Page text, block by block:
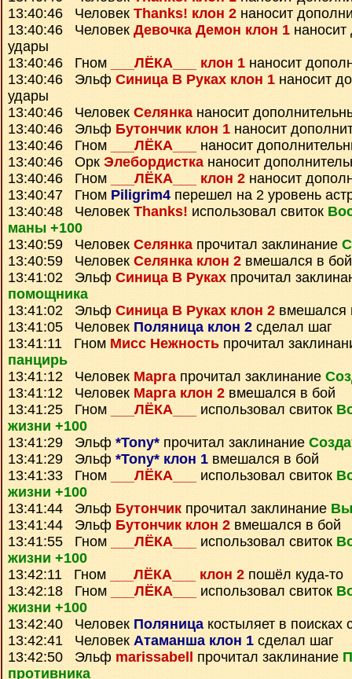
13:40:46 Человек Thanks! клон 2 наносит
13:40:46 Человек Девочка Демон клон 1
удары
13:40:46 Гном
___ЛЁКА___ клон 1 наносит
13:40:46 Эльф Синица В Руках клон 1 наносит
удары
13:40:46 Человек Селянкананосит
13:40:46 Эльф Бутончик клон 1 наносит
13:40:46 Гном
___ЛЁКА___
наносит
13:40:46 Орк Элебордистка наносит
13:40:46 Гном
___ЛЁКА___ клон 2 наносит
13:40:47 Гном Piligrim4 перешел на 2 уровень
13:40:48 Человек Thanks! использовал свиток
маны +100
13:40:59 Человек Селянкапрочитал заклинание
13:40:59 Человек Селянка клон 2 вмешался в бой
13:41:02 Эльф Синица В Руках прочитал
помощника
13:41:02 Эльф Синица В Руках клон 2 вмешался
13:41:05 Человек Поляница клон 2 сделал шаг
13:41:11 Гном Мисс Нежность прочитал
панцирь
13:41:12 Человек Маргапрочитал заклинание
13:41:12 Человек Марга клон 2 вмешался в бой
13:41:25 Гном
___ЛЁКА___ использовал свиток
жизни +100
13:41:29 Эльф *Tony* прочитал заклинание
13:41:29 Эльф *Tony* клон 1 вмешался в бой
13:41:33 Гном
___ЛЁКА___ использовал свиток
жизни +100
13:41:44 Эльф Бутончик прочитал заклинание
13:41:44 Эльф Бутончик клон 2 вмешался в бой
13:41:55 Гном
___ЛЁКА___ использовал свиток
жизни +100
13:42:11 Гном
___ЛЁКА___ клон 2 пошёл куда-то
13:42:18 Гном
___ЛЁКА___ использовал свиток
жизни +100
13:42:40 Человек Поляница костыляет в поисках
13:42:41 Человек Атаманша клон 1 сделал шаг
13:42:50 Эльф marissabell прочитал заклинание
противника